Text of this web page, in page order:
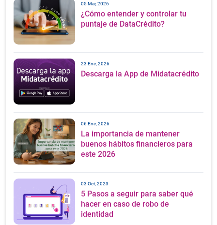
05 Mar, 2026
¿Cómo entender y controlar tu
puntaje de DataCrédito?
23 Ene, 2026
Descarga la App de Midatacrédito
06 Ene, 2026
La importancia de mantener
buenos hábitos financieros para
este 2026
03 Oct, 2023
5 Pasos a seguir para saber qué
hacer en caso de robo de
identidad